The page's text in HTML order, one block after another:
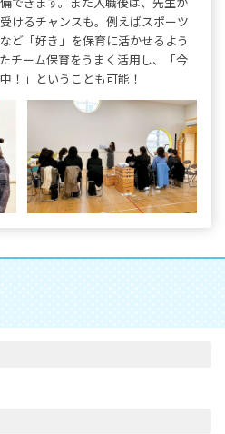
できます。また入職後は、先生が
けるチャンスも。例えばスポーツ
ど「好き」を保育に活かせるよう
チーム保育をうまく活用し、「今
！」ということも可能！